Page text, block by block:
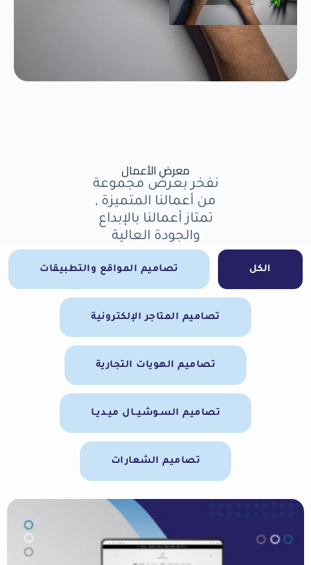
معرض الأعمال
نفخر بعرض مجموعة
من أعمالنا المتميزة ,
تمتاز أعمالنا بالإبداع
والجودة العالية
الكل تصاميم المواقع والتطبيقات
تصاميم المتاجر الإلكترونية
تصاميم الهويات التجارية
تصاميم السـوشيــال ميـديـا
تصاميم الشعارات